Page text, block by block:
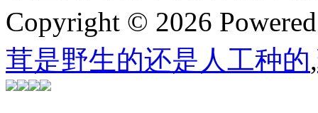
Copyright © 2026
茸是野生的还是人工种的,